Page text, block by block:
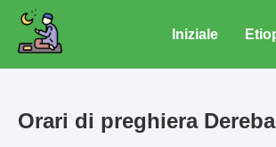
Iniziale
Orari di preghiera Dereba